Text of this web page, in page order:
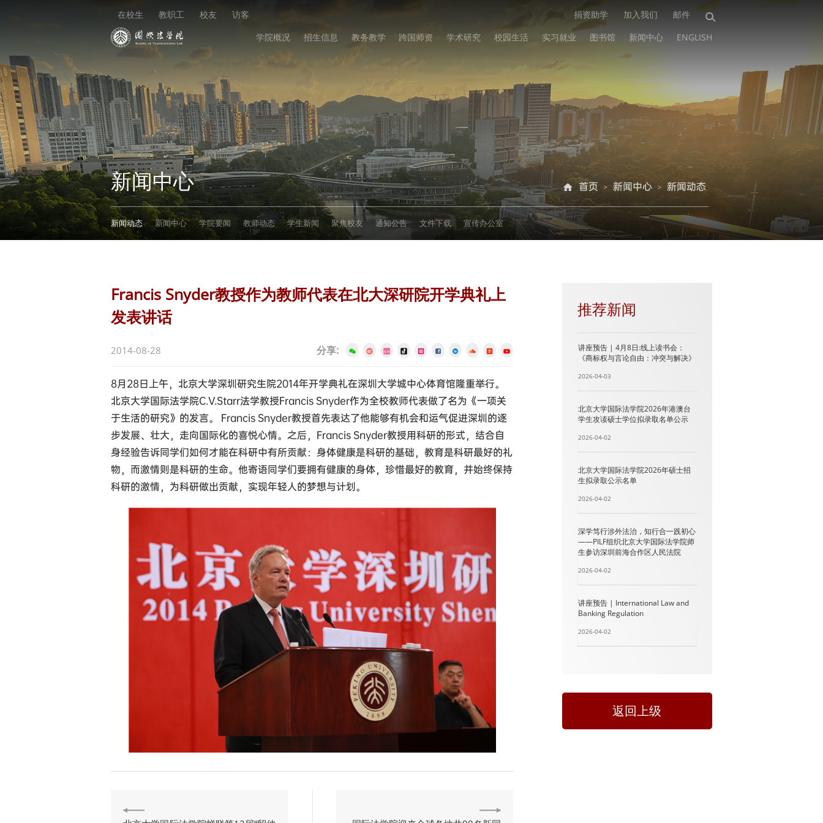
在校生 教职工 校友 访客 捐资助学 加入我们
邮件
学院概况
招生信息 教务教学 跨国师资 学术研究 校园生活 实习就业 图书馆 新闻中心 ENGLISH
新闻中心 首页 > 新闻中心 > 新闻动态
新闻动态 新闻中心 学院要闻 教师动态 学生新闻 聚焦校友 通知公告 文件下载 宣传办公室
Francis Snyder教授作为教师代表在北大深研院开学典礼上
发表讲话
2014-08-28 分享:
8月28日上午，北京大学深圳研究生院2014年开学典礼在深圳大学城中心体育馆隆重举行。
北京大学国际法学院C.V.Starr法学教授Francis Snyder作为全校教师代表做了名为《一项关
于生活的研究》的发言。 Francis Snyder教授首先表达了他能够有机会和运气促进深圳的逐
步发展、壮大，走向国际化的喜悦心情。之后，Francis Snyder教授用科研的形式，结合自
身经验告诉同学们如何才能在科研中有所贡献：身体健康是科研的基础，教育是科研最好的礼
物，而激情则是科研的生命。他寄语同学们要拥有健康的身体，珍惜最好的教育，并始终保持
科研的激情，为科研做出贡献，实现年轻人的梦想与计划。
推荐新闻
讲座预告 | 4月8日:线上读书会：
《商标权与言论自由：冲突与解决》
2026-04-03
北京大学国际法学院2026年港澳台
学生攻读硕士学位拟录取名单公示
2026-04-02
北京大学国际法学院2026年硕士招
生拟录取公示名单
2026-04-02
深学笃行涉外法治，知行合一践初心
——PILF组织北京大学国际法学院师
生参访深圳前海合作区人民法院
2026-04-02
讲座预告 | International Law and
Banking Regulation
2026-04-02
返回上级